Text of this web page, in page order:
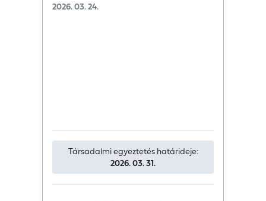
2026. 03. 24.
Társadalmi egyeztetés határideje:
2026. 03. 31.